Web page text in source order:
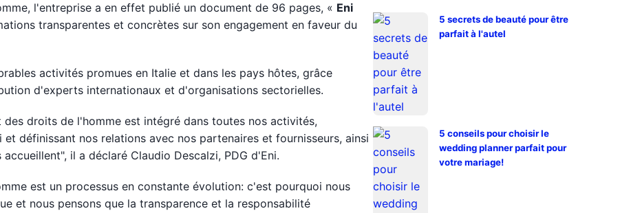
l'entreprise a en effet publié un document de 96 pages, « Eni
transparentes et concrètes sur son engagement en faveur du
activités promues en Italie et dans les pays hôtes, grâce
d'experts internationaux et d'organisations sectorielles.
droits de l'homme est intégré dans toutes nos activités,
définissant nos relations avec nos partenaires et fournisseurs, ainsi
il a déclaré Claudio Descalzi, PDG d'Eni.
est un processus en constante évolution: c'est pourquoi nous
et nous pensons que la transparence et la responsabilité
5 secrets de beauté pour être
parfait à l'autel
5 conseils pour choisir le
wedding planner parfait pour
votre mariage!